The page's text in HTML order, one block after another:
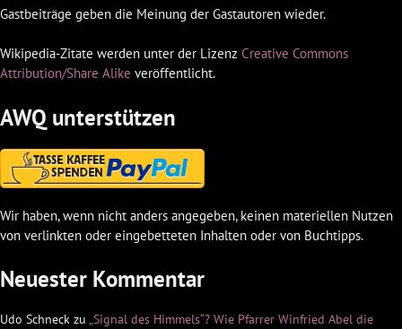
Gastbeiträge geben die Meinung der Gastautoren wieder.
Wikipedia-Zitate werden unter der Lizenz Creative Commons
Attribution/Share Alike veröffentlicht.
AWQ unterstützen
Wir haben, wenn nicht anders angegeben, keinen materiellen Nutzen
von verlinkten oder eingebetteten Inhalten oder von Buchtipps.
Neuester Kommentar
Udo Schneck zu „Signal des Himmels“? Wie Pfarrer Winfried Abel die